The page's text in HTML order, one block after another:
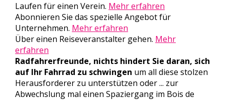
Laufen für einen Verein. Mehr erfahren
Abonnieren Sie das spezielle Angebot für
Unternehmen. Mehr erfahren
Über einen Reiseveranstalter gehen. Mehr
erfahren
Radfahrerfreunde, nichts hindert Sie daran, sich
auf Ihr Fahrrad zu schwingen um all diese stolzen
Herausforderer zu unterstützen oder ... zur
Abwechslung mal einen Spaziergang im Bois de